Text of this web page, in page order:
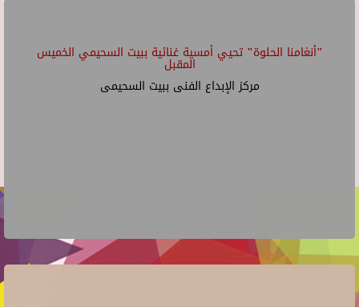
"أنغامنا الحلوة" تحيي أمسية غنائية ببيت السحيمي الخميس
المقبل
مركز الإبداع الفنى ببيت السحيمى